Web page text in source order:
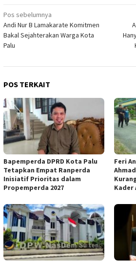
Navigasi
pos
Pos sebelumnya
Andi Nur B Lamakarate Komitmen
Bakal Sejahterakan Warga Kota
Palu
POS TERKAIT
Bapemperda DPRD Kota Palu
Tetapkan Empat Ranperda
Inisiatif Prioritas dalam
Propemperda 2027
Feri
Kader